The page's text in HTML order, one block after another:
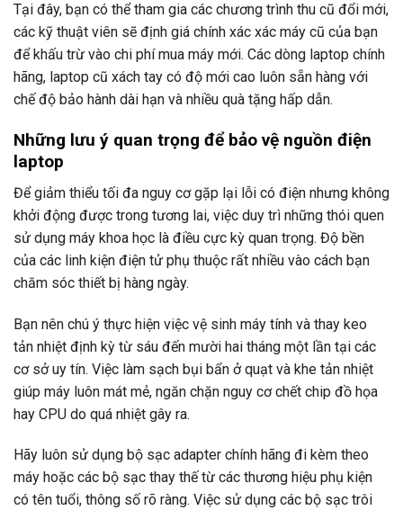
Tại đây, bạn có thể tham gia các chương trình thu cũ đổi mới,
các kỹ thuật viên sẽ định giá chính xác xác máy cũ của bạn
để khấu trừ vào chi phí mua máy mới. Các dòng laptop chính
hãng, laptop cũ xách tay có độ mới cao luôn sẵn hàng với
chế độ bảo hành dài hạn và nhiều quà tặng hấp dẫn.
Những lưu ý quan trọng để bảo vệ nguồn điện
laptop
Để giảm thiểu tối đa nguy cơ gặp lại lỗi có điện nhưng không
khởi động được trong tương lai, việc duy trì những thói quen
sử dụng máy khoa học là điều cực kỳ quan trọng. Độ bền
của các linh kiện điện tử phụ thuộc rất nhiều vào cách bạn
chăm sóc thiết bị hàng ngày.
Bạn nên chú ý thực hiện việc vệ sinh máy tính và thay keo
tản nhiệt định kỳ từ sáu đến mười hai tháng một lần tại các
cơ sở uy tín. Việc làm sạch bụi bẩn ở quạt và khe tản nhiệt
giúp máy luôn mát mẻ, ngăn chặn nguy cơ chết chip đồ họa
hay CPU do quá nhiệt gây ra.
Hãy luôn sử dụng bộ sạc adapter chính hãng đi kèm theo
máy hoặc các bộ sạc thay thế từ các thương hiệu phụ kiện
có tên tuổi, thông số rõ ràng. Việc sử dụng các bộ sạc trôi